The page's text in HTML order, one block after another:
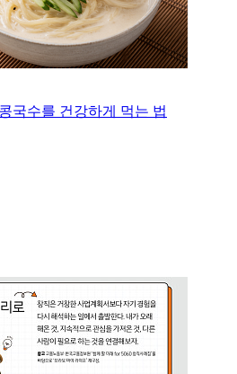
국수를 건강하게 먹는 법